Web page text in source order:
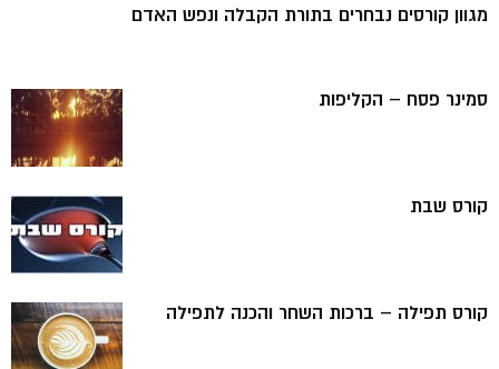
מגוון קורסים נבחרים בתורת הקבלה ונפש האדם
סמינר פסח – הקליפות
קורס שבת
קורס תפילה – ברכות השחר והכנה לתפילה